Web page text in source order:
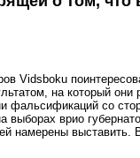
Vidsboku
на который они
фальсификаций со
выборах врио
намерены выставить.